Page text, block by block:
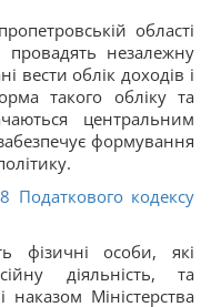
області
провадять незалежну
вести облік доходів і
такого обліку та
центральним
формування
Податкового кодексу
фізичні особи, які
діяльність, та
Міністерства